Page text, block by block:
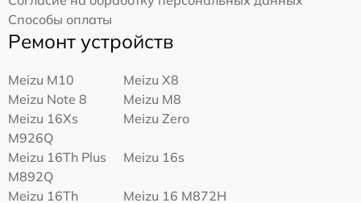
Способы оплаты
Ремонт устройств
Meizu M10
Meizu X8
Meizu Note 8
Meizu M8
Meizu 16Xs
M926Q
Meizu Zero
Meizu 16Th Plus
M892Q
Meizu 16s
Meizu 16Th
Meizu 16 M872H